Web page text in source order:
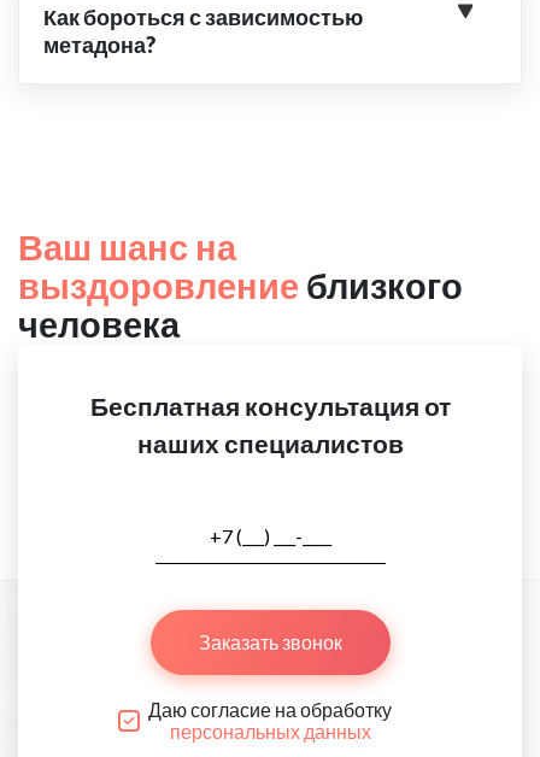
Как бороться с зависимостью
метадона?
Ваш шанс на
выздоровление близкого
человека
Бесплатная консультация от
наших специалистов
Заказать звонок
Даю согласие на обработку
персональных данных